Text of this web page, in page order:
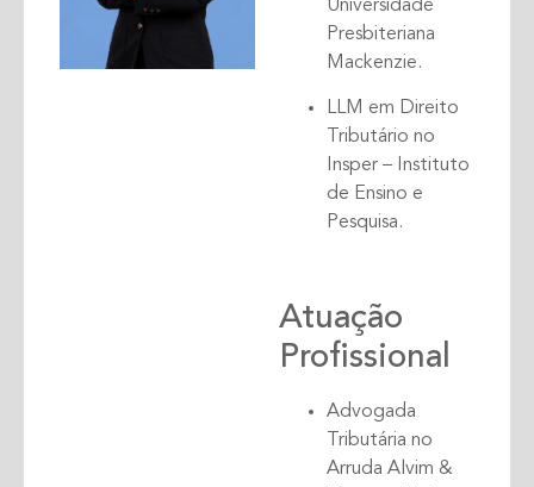
Universidade
Presbiteriana
Mackenzie.
LLM em Direito
Tributário no
Insper – Instituto
de Ensino e
Pesquisa.
Atuação
Profissional
Advogada
Tributária no
Arruda Alvim &